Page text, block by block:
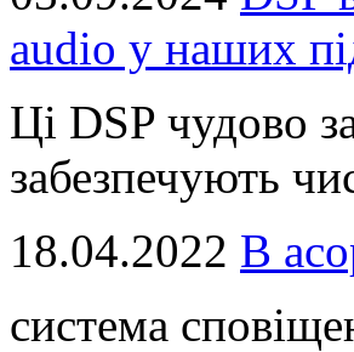
audio у наших
Ці DSP чудово
забезпечують
18.04.2022 В
система